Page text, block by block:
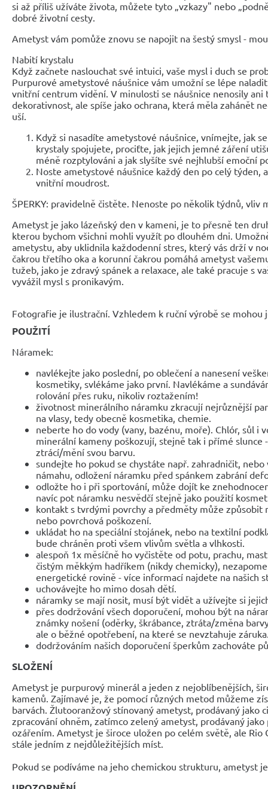
si až příliš užíváte života, můžete tyto „vzkazy" nebo
dobré životní cesty.
Ametyst vám pomůže znovu se napojit na šestý smysl -
Nabití krystalu
Když začnete naslouchat své intuici, vaše mysl i duch se
Purpurové ametystové náušnice vám umožní se lépe
vnitřní centrum vidění. V minulosti se náušnice nenosily ani
dekorativnost, ale spíše jako ochrana, která měla zahánět
uší.
Když si nasadíte ametystové náušnice, vnímejte, jak
krystaly spojujete, prociťte, jak jejich jemné záření
méně rozptylováni a jak slyšíte své nejhlubší emoční
Noste ametystové náušnice každý den po celý týden,
vnitřní moudrost.
ŠPERKY: pravidelně čistěte. Nenoste po několik týdnů, vliv
Ametyst je jako lázeňský den v kameni, je to přesně ten
kterou bychom všichni mohli využít po dlouhém dni.
ametystu, aby uklidnila každodenní stres, který vás drží v
čakrou třetího oka a korunní čakrou pomáhá ametyst
tužeb, jako je zdravý spánek a relaxace, ale také pracuje s
vyvážil mysl s pronikavým.
Fotografie je ilustrační. Vzhledem k ruční výrobě se
POUŽITÍ
Náramek:
navlékejte jako poslední, po oblečení a nanesení
kosmetiky, svlékáme jako první. Navlékáme a
rolování přes ruku, nikoliv roztažením!
životnost minerálního náramku zkracují nejrůznější
na vlasy, tedy obecně kosmetika, chemie.
neberte ho do vody (vany, bazénu, moře). Chlór, sůl i
minerální kameny poškozují, stejně tak i přímé slunce
ztrácí/mění svou barvu.
sundejte ho pokud se chystáte např. zahradničit,
námahu, odložení náramku před spánkem zabrání
odložte ho i při sportování, může dojít ke
navíc pot náramku nesvědčí stejně jako použití
kontakt s tvrdými povrchy a předměty může způsobit
nebo povrchová poškození.
ukládat ho na speciální stojánek, nebo na textilní
bude chráněn proti všem vlivům světla a vlhkosti.
alespoň 1x měsíčně ho vyčistěte od potu, prachu,
čistým měkkým hadříkem (nikdy chemicky),
energetické rovině - více informací najdete na našich
uchovávejte ho mimo dosah dětí.
náramky se mají nosit, musí být vidět a užívejte si
přes dodržování všech doporučení, mohou být na
známky nošení (oděrky, škrábance, ztráta/změna
ale o běžné opotřebení, na které se nevztahuje
dodržováním našich doporučení šperkům zachováte
SLOŽENÍ
Ametyst je purpurový minerál a jeden z nejoblíbenějších,
kamenů. Zajímavé je, že pomocí různých metod můžeme
barvách. Žlutooranžový stínovaný ametyst, prodávaný jako
zpracování ohněm, zatímco zelený ametyst, prodávaný
ozářením. Ametyst je široce uložen po celém světě, ale Rio
stále jedním z nejdůležitějších míst.
Pokud se podíváme na jeho chemickou strukturu, ametyst